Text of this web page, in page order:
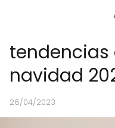
tendencias
navidad
26/04/2023